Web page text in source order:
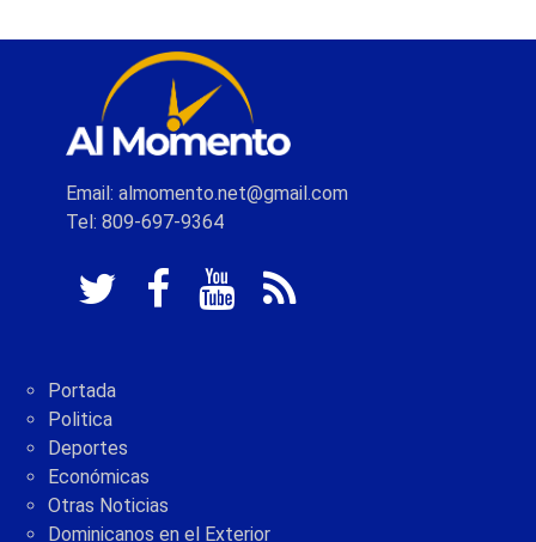
Email: almomento.net@gmail.com
Tel: 809-697-9364
Portada
Politica
Deportes
Económicas
Otras Noticias
Dominicanos en el Exterior